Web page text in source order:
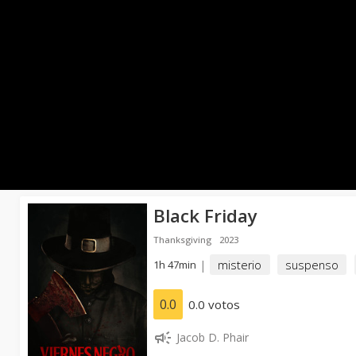
Black Friday
Thanksgiving 2023
1h 47min | misterio suspenso
0.0 0.0 votos
Jacob D. Phair